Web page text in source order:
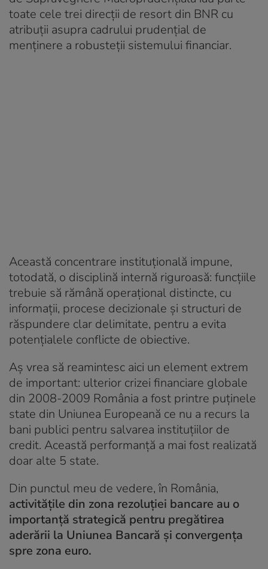
toate cele trei direcții de resort din BNR cu
atribuții asupra cadrului prudențial de
menținere a robusteții sistemului financiar.
Această concentrare instituțională impune,
totodată, o disciplină internă riguroasă: funcțiile
trebuie să rămână operațional distincte, cu
informații, procese decizionale și structuri de
răspundere clar delimitate, pentru a evita
potențialele conflicte de obiective.
Aș vrea să reamintesc aici un element extrem
de important: ulterior crizei financiare globale
din 2008-2009 România a fost printre puținele
state din Uniunea Europeană ce nu a recurs la
bani publici pentru salvarea instituțiilor de
credit. Această performanță a mai fost realizată
doar alte 5 state.
Din punctul meu de vedere, în România,
activitățile din zona rezoluției bancare au o
importanță strategică pentru pregătirea
aderării la Uniunea Bancară și convergența
spre zona euro.